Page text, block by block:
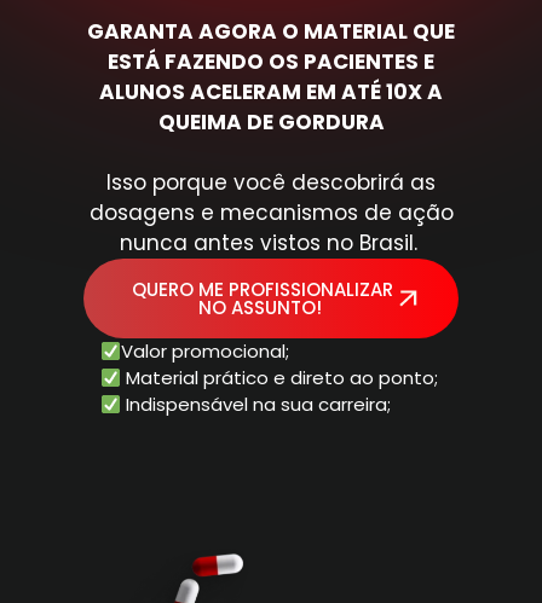
GARANTA AGORA O MATERIAL QUE
ESTÁ FAZENDO OS PACIENTES E
ALUNOS ACELERAM EM ATÉ 10X A
QUEIMA DE GORDURA
Isso porque você descobrirá as
dosagens e mecanismos de ação
nunca antes vistos no Brasil.
QUERO ME PROFISSIONALIZAR
NO ASSUNTO!
Valor promocional;
Material prático e direto ao ponto;
Indispensável na sua carreira;